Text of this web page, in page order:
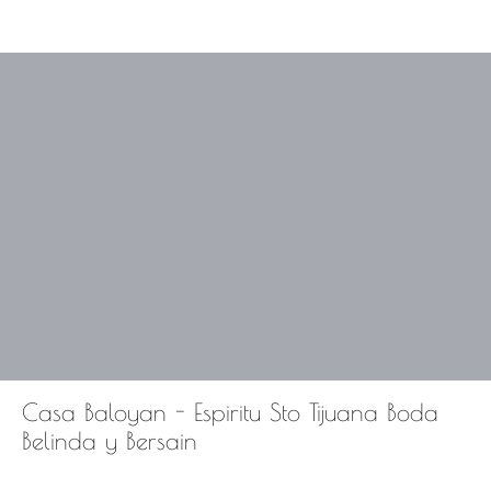
Casa Baloyan - Espiritu Sto Tijuana Boda
Belinda y Bersain